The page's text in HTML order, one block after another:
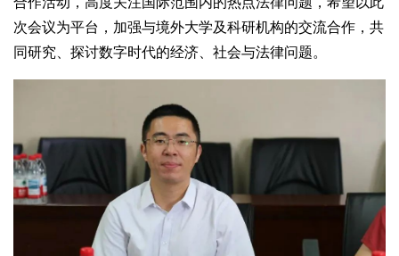
次会议为平台，加强与境外大学及科研机构的交流合作，共
同研究、探讨数字时代的经济、社会与法律问题。